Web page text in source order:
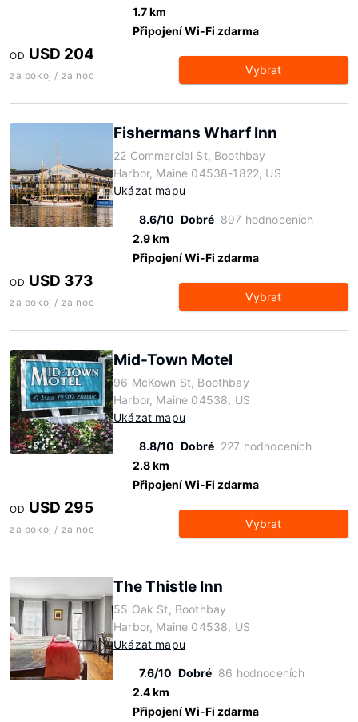
1.7 km
Připojení Wi-Fi zdarma
OD USD 204
za pokoj / za noc Vybrat
Fishermans Wharf Inn
22 Commercial St, Boothbay
Harbor, Maine 04538-1822, US
Ukázat mapu
8.6/10 Dobré 897 hodnoceních
2.9 km
Připojení Wi-Fi zdarma
OD USD 373
za pokoj / za noc Vybrat
Mid-Town Motel
96 McKown St, Boothbay
Harbor, Maine 04538, US
Ukázat mapu
8.8/10 Dobré 227 hodnoceních
2.8 km
Připojení Wi-Fi zdarma
OD USD 295
za pokoj / za noc Vybrat
The Thistle Inn
55 Oak St, Boothbay
Harbor, Maine 04538, US
Ukázat mapu
7.6/10 Dobré 86 hodnoceních
2.4 km
Připojení Wi-Fi zdarma